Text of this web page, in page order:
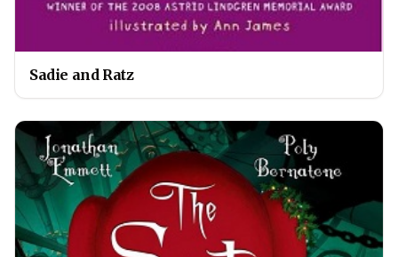
Sadie and Ratz